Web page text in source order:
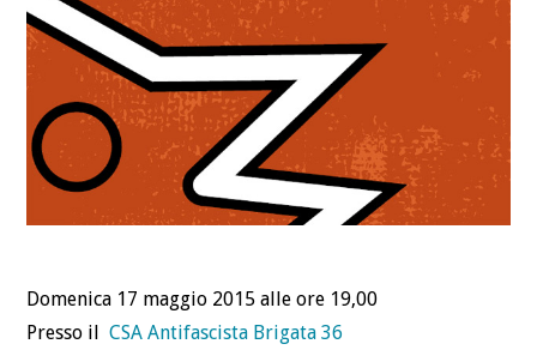
Domenica 17 maggio 2015 alle ore 19,00
Presso ilCSA Antifascista Brigata 36